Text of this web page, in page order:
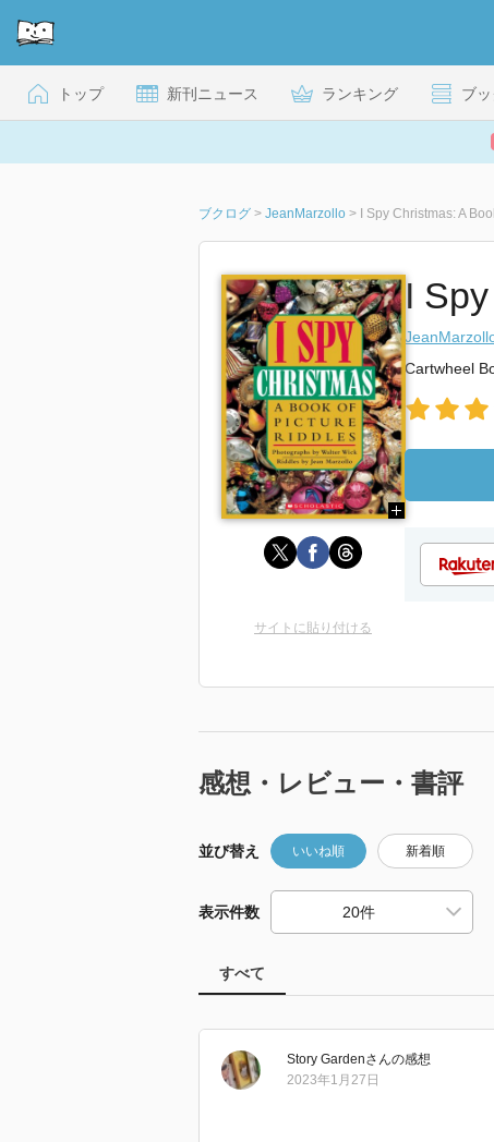
トップ 新刊ニュース ランキング ブ
ブクログ > JeanMarzollo > I Spy Christmas: A
I
Cartwheel
サイトに貼り付ける
感想・レビュー・書評
並び替え いいね順 新着順
表示件数
すべて
Story Gardenさんの感想
2023年1月27日